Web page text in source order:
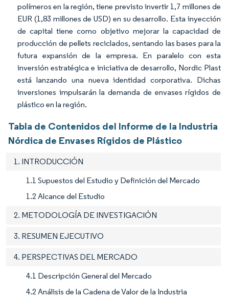
polímeros en la región, tiene previsto invertir 1,7 millones de
EUR (1,83 millones de USD) en su desarrollo. Esta inyección
de capital tiene como objetivo mejorar la capacidad de
producción de pellets reciclados, sentando las bases para la
futura expansión de la empresa. En paralelo con esta
inversión estratégica e iniciativa de desarrollo, Nordic Plast
está lanzando una nueva identidad corporativa. Dichas
inversiones impulsarán la demanda de envases rígidos de
plástico en la región.
Tabla de Contenidos del Informe de la Industria
Nórdica de Envases Rígidos de Plástico
1. INTRODUCCIÓN
1.1 Supuestos del Estudio y Definición del Mercado
1.2 Alcance del Estudio
2. METODOLOGÍA DE INVESTIGACIÓN
3. RESUMEN EJECUTIVO
4. PERSPECTIVAS DEL MERCADO
4.1 Descripción General del Mercado
4.2 Análisis de la Cadena de Valor de la Industria